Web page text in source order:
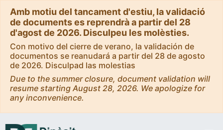
Amb motiu del tancament d'estiu, la validació
de documents es reprendrà a partir del 28
d'agost de 2026. Disculpeu les molèsties.
Con motivo del cierre de verano, la validación de
documentos se reanudará a partir del 28 de agosto
de 2026. Disculpad las molestias
Due to the summer closure, document validation will
resume starting August 28, 2026. We apologize for
any inconvenience.